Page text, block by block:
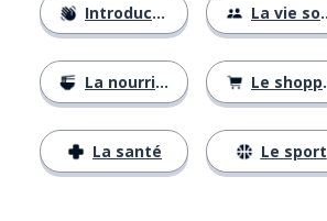
Introductions
La nourriture
La santé
La vie sociale
Le shopping
Le sport